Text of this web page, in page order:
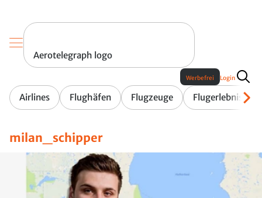
Aerotelegraph logo
Airlines Flughäfen Flugzeuge Flugerlebnis
Werbefrei Login
milan_schipper